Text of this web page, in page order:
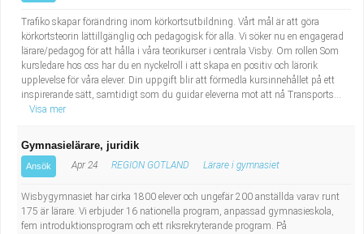
Trafiko skapar förändring inom körkortsutbildning. Vårt mål är att göra
körkortsteorin lättillgänglig och pedagogisk för alla. Vi söker nu en engagerad
lärare/pedagog för att hålla i våra teorikurser i centrala Visby. Om rollen Som
kursledare hos oss har du en nyckelroll i att skapa en positiv och lärorik
upplevelse för våra elever. Din uppgift blir att förmedla kursinnehållet på ett
inspirerande sätt, samtidigt som du guidar eleverna mot att nå Transports...
Visa mer
Gymnasielärare, juridik
Ansök Apr 24 REGION GOTLAND Lärare i gymnasiet
Wisbygymnasiet har cirka 1800 elever och ungefär 200 anställda varav runt
175 är lärare. Vi erbjuder 16 nationella program, anpassad gymnasieskola,
fem introduktionsprogram och ett riksrekryterande program. På